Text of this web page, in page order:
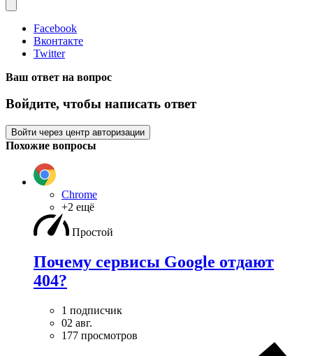
Facebook
Вконтакте
Twitter
Ваш ответ на вопрос
Войдите, чтобы написать ответ
Войти через центр авторизации
Похожие вопросы
Chrome
+2 ещё
Простой
Почему сервисы Google отдают
404?
1 подписчик
02 авг.
177 просмотров